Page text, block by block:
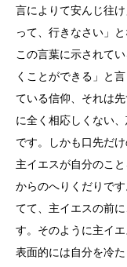
言によりて安んじ往
って、行きなさい」
この言葉に示されて
くことができる」と
ている信仰、それは
に全く相応しくない
です。しかも口先だ
主イエスが自分のこ
からのへりくだりで
てて、主イエスの前
す。そのように主イ
表面的には自分を冷